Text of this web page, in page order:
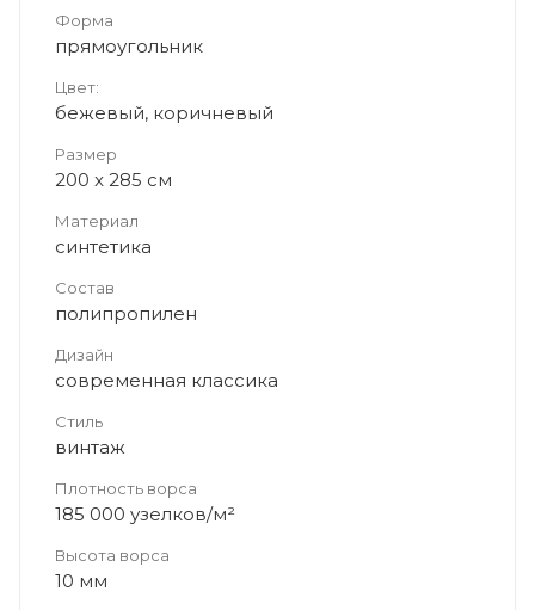
Форма
прямоугольник
Цвет:
бежевый, коричневый
Размер
200 x 285 см
Материал
синтетика
Состав
полипропилен
Дизайн
современная классика
Стиль
винтаж
Плотность ворса
185 000 узелков/м²
Высота ворса
10 мм